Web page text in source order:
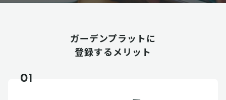
ガーデンプラットに
登録するメリット
01